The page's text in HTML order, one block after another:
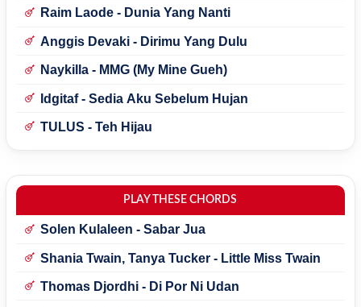
Raim Laode - Dunia Yang Nanti
Anggis Devaki - Dirimu Yang Dulu
Naykilla - MMG (My Mine Gueh)
Idgitaf - Sedia Aku Sebelum Hujan
TULUS - Teh Hijau
PLAY THESE CHORDS
Solen Kulaleen - Sabar Jua
Shania Twain, Tanya Tucker - Little Miss Twain
Thomas Djordhi - Di Por Ni Udan